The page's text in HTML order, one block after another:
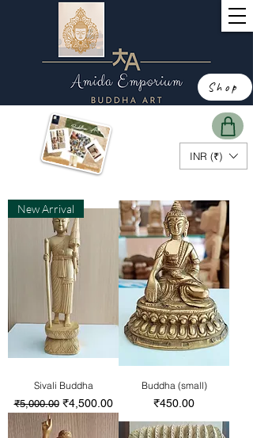
Shop
INR (₹)
New Arrival
Sivali Buddha
通常価格
₹5,000.00 セール価格
₹4,500.00
Buddha (small)
価格
₹450.00